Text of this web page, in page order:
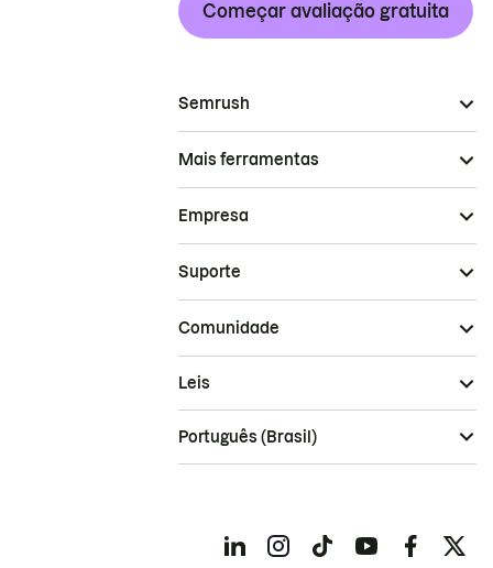
Começar avaliação gratuita
Semrush
Mais ferramentas
Empresa
Suporte
Comunidade
Leis
Português (Brasil)